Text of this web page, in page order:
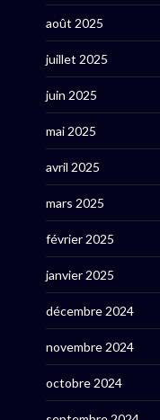
août 2025
juillet 2025
juin 2025
mai 2025
avril 2025
mars 2025
février 2025
janvier 2025
décembre 2024
novembre 2024
octobre 2024